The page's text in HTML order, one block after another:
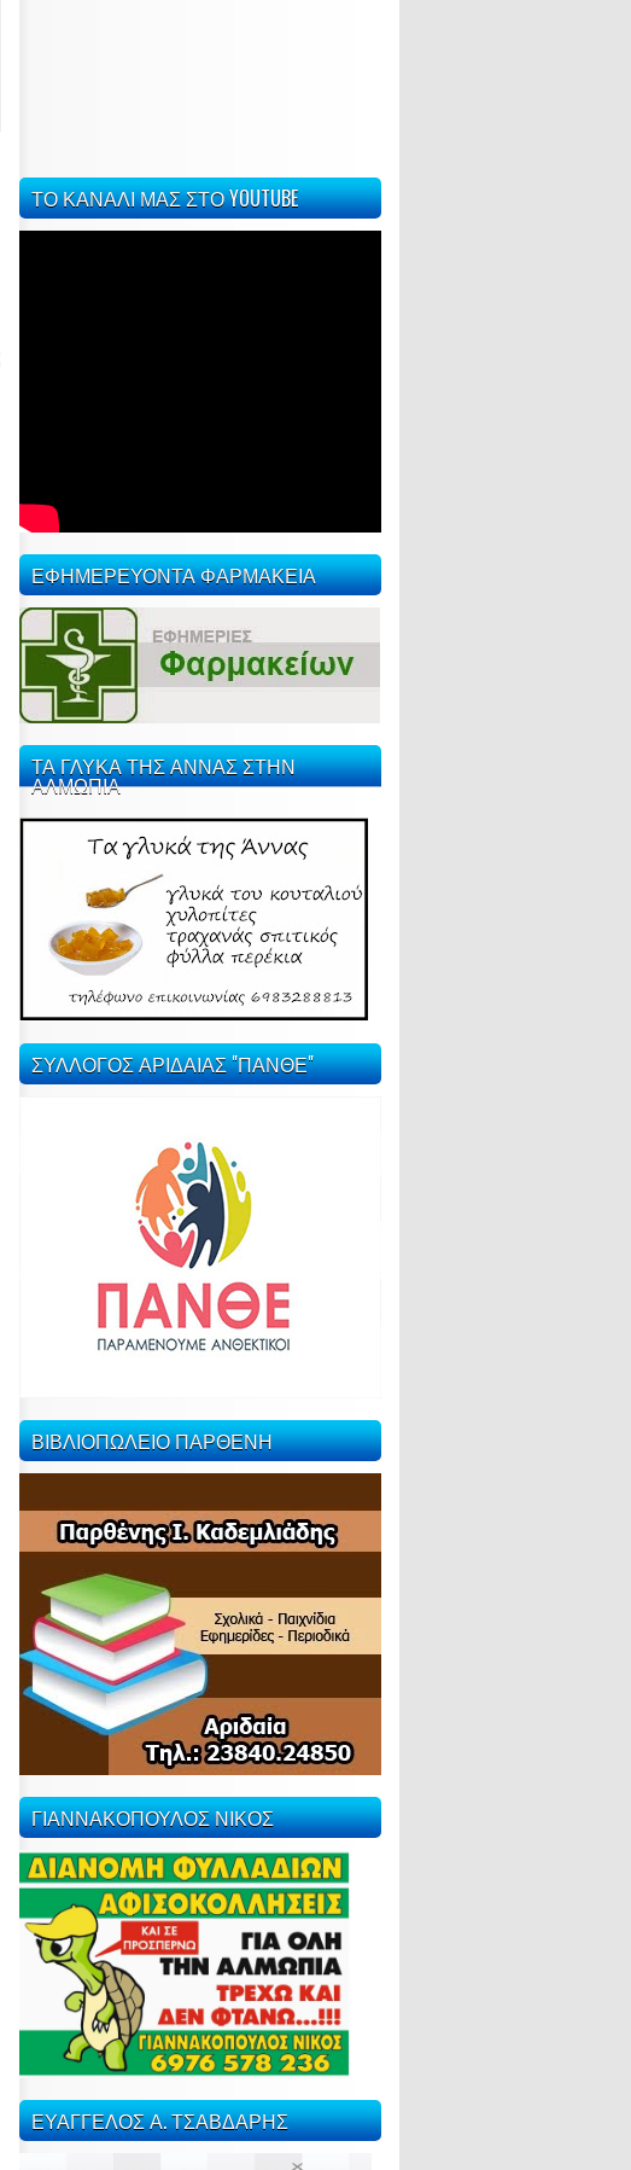
ΤΟ ΚΑΝΑΛΙ ΜΑΣ ΣΤΟ YOUTUBE
ΕΦΗΜΕΡΕΥΟΝΤΑ ΦΑΡΜΑΚΕΙΑ
ΤΑ ΓΛΥΚΑ ΤΗΣ ΑΝΝΑΣ ΣΤΗΝ
ΑΛΜΩΠΙΑ
ΣΥΛΛΟΓΟΣ ΑΡΙΔΑΙΑΣ "ΠΑΝΘΕ"
ΒΙΒΛΙΟΠΩΛΕΙΟ ΠΑΡΘΕΝΗ
ΓΙΑΝΝΑΚΟΠΟΥΛΟΣ ΝΙΚΟΣ
ΕΥΑΓΓΕΛΟΣ Α. ΤΣΑΒΔΑΡΗΣ